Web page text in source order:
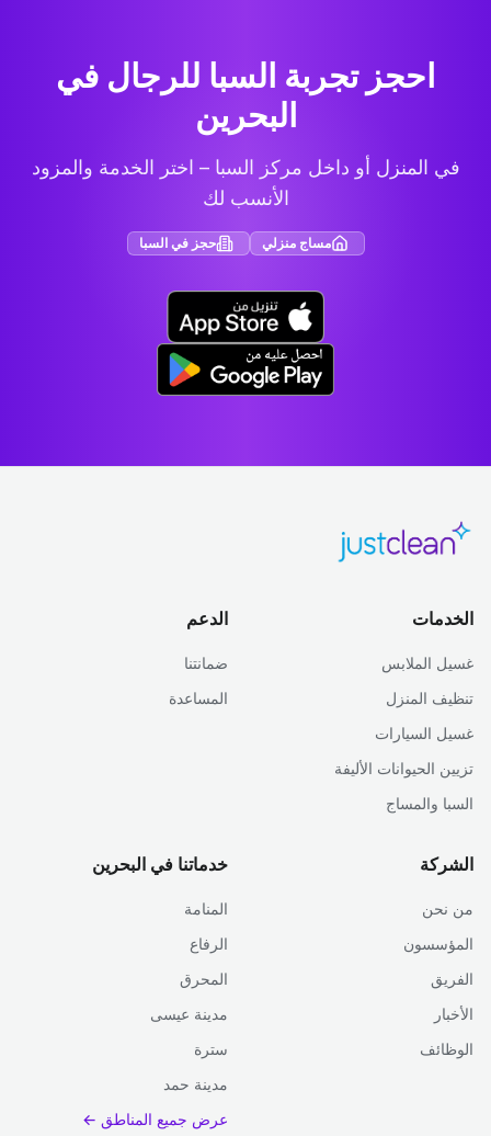
احجز تجربة السبا للرجال في
البحرين
في المنزل أو داخل مركز السبا – اختر الخدمة والمزود
الأنسب لك
مساج منزلي حجز في السبا
الخدمات
غسيل الملابس
تنظيف المنزل
غسيل السيارات
تزيين الحيوانات الأليفة
السبا والمساج
الدعم
ضمانتنا
المساعدة
الشركة
من نحن
المؤسسون
الفريق
الأخبار
الوظائف
خدماتنا في البحرين
المنامة
الرفاع
المحرق
مدينة عيسى
سترة
مدينة حمد
عرض جميع المناطق ←